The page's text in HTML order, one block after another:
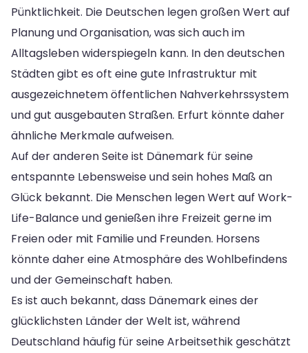
Pünktlichkeit. Die Deutschen legen großen Wert auf
Planung und Organisation, was sich auch im
Alltagsleben widerspiegeln kann. In den deutschen
Städten gibt es oft eine gute Infrastruktur mit
ausgezeichnetem öffentlichen Nahverkehrssystem
und gut ausgebauten Straßen. Erfurt könnte daher
ähnliche Merkmale aufweisen.
Auf der anderen Seite ist Dänemark für seine
entspannte Lebensweise und sein hohes Maß an
Glück bekannt. Die Menschen legen Wert auf Work-
Life-Balance und genießen ihre Freizeit gerne im
Freien oder mit Familie und Freunden. Horsens
könnte daher eine Atmosphäre des Wohlbefindens
und der Gemeinschaft haben.
Es ist auch bekannt, dass Dänemark eines der
glücklichsten Länder der Welt ist, während
Deutschland häufig für seine Arbeitsethik geschätzt